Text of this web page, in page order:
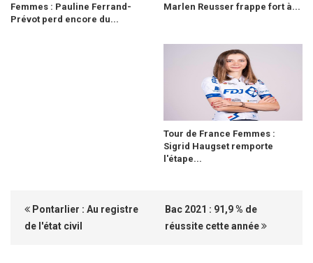
Femmes : Pauline Ferrand-
Prévot perd encore du...
Marlen Reusser frappe fort à...
Tour de France Femmes :
Sigrid Haugset remporte
l'étape...
Pontarlier : Au registre
de l'état civil
Bac 2021 : 91,9 % de
réussite cette année